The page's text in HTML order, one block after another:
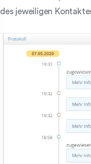
des jeweiligen